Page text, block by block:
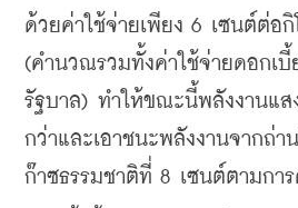
ด้วยค่าใช้จ่ายเพียง 6 เซนต์ต่อกิ
(คำนวณรวมทั้งค่าใช้จ่ายดอกเ
รัฐบาล) ทำให้ขณะนี้พลังงานแ
กว่าและเอาชนะพลังงานจากถ่า
ก๊าซธรรมชาติที่ 8 เซนต์ตามกา